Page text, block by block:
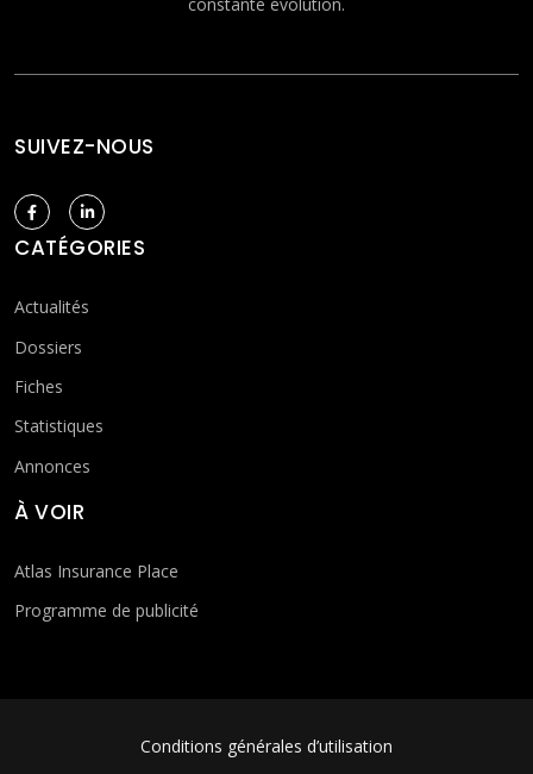
SUIVEZ-NOUS
CATÉGORIES
Actualités
Dossiers
Fiches
Statistiques
Annonces
À VOIR
Atlas Insurance Place
Programme de publicité
FOOTER MENUConditions générales d’utilisation